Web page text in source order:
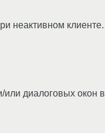
неактивном клиенте.
диалоговых окон в